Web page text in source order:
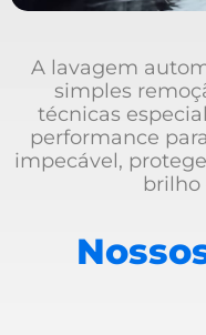
A lavagem
simples
técnicas
performance
impecável,
brilho